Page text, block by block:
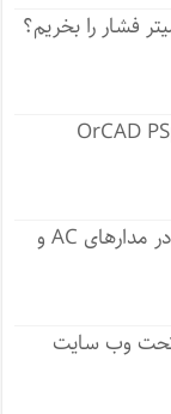
فشار را بخریم؟
انواع اپتوکوپلر و کاربردهای آنها در مدارهای AC و
تحت وب سایت